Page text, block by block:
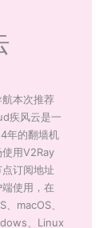
本次推荐
疾风云是一
年的翻墙机
用V2Ray
订阅地址
使用，在
macOS、
、Linux